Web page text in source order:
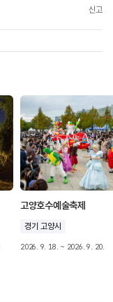
신고
고양호수예술축제
경기 고양시
2026. 9. 18. ~ 2026. 9. 20.